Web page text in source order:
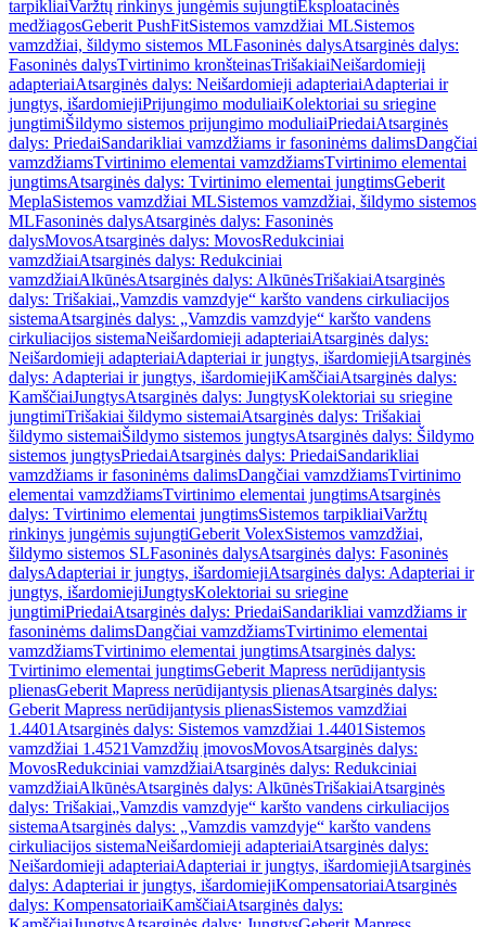
tarpikliaiVaržtų rinkinys jungėmis sujungtiEksploatacinės
medžiagosGeberit PushFitSistemos vamzdžiai MLSistemos
vamzdžiai, šildymo sistemos MLFasoninės dalysAtsarginės dalys:
Fasoninės dalysTvirtinimo kronšteinasTrišakiaiNeišardomieji
adapteriaiAtsarginės dalys: Neišardomieji adapteriaiAdapteriai ir
jungtys, išardomiejiPrijungimo moduliaiKolektoriai su sriegine
jungtimiŠildymo sistemos prijungimo moduliaiPriedaiAtsarginės
dalys: PriedaiSandarikliai vamzdžiams ir fasoninėms dalimsDangčiai
vamzdžiamsTvirtinimo elementai vamzdžiamsTvirtinimo elementai
jungtimsAtsarginės dalys: Tvirtinimo elementai jungtimsGeberit
MeplaSistemos vamzdžiai MLSistemos vamzdžiai, šildymo sistemos
MLFasoninės dalysAtsarginės dalys: Fasoninės
dalysMovosAtsarginės dalys: MovosRedukciniai
vamzdžiaiAtsarginės dalys: Redukciniai
vamzdžiaiAlkūnėsAtsarginės dalys: AlkūnėsTrišakiaiAtsarginės
dalys: Trišakiai„Vamzdis vamzdyje“ karšto vandens cirkuliacijos
sistemaAtsarginės dalys: „Vamzdis vamzdyje“ karšto vandens
cirkuliacijos sistemaNeišardomieji adapteriaiAtsarginės dalys:
Neišardomieji adapteriaiAdapteriai ir jungtys, išardomiejiAtsarginės
dalys: Adapteriai ir jungtys, išardomiejiKamščiaiAtsarginės dalys:
KamščiaiJungtysAtsarginės dalys: JungtysKolektoriai su sriegine
jungtimiTrišakiai šildymo sistemaiAtsarginės dalys: Trišakiai
šildymo sistemaiŠildymo sistemos jungtysAtsarginės dalys: Šildymo
sistemos jungtysPriedaiAtsarginės dalys: PriedaiSandarikliai
vamzdžiams ir fasoninėms dalimsDangčiai vamzdžiamsTvirtinimo
elementai vamzdžiamsTvirtinimo elementai jungtimsAtsarginės
dalys: Tvirtinimo elementai jungtimsSistemos tarpikliaiVaržtų
rinkinys jungėmis sujungtiGeberit VolexSistemos vamzdžiai,
šildymo sistemos SLFasoninės dalysAtsarginės dalys: Fasoninės
dalysAdapteriai ir jungtys, išardomiejiAtsarginės dalys: Adapteriai ir
jungtys, išardomiejiJungtysKolektoriai su sriegine
jungtimiPriedaiAtsarginės dalys: PriedaiSandarikliai vamzdžiams ir
fasoninėms dalimsDangčiai vamzdžiamsTvirtinimo elementai
vamzdžiamsTvirtinimo elementai jungtimsAtsarginės dalys:
Tvirtinimo elementai jungtimsGeberit Mapress nerūdijantysis
plienasGeberit Mapress nerūdijantysis plienasAtsarginės dalys:
Geberit Mapress nerūdijantysis plienasSistemos vamzdžiai
1.4401 Atsarginės dalys: Sistemos vamzdžiai 1.4401 Sistemos
vamzdžiai 1.4521Vamzdžių įmovosMovosAtsarginės dalys:
MovosRedukciniai vamzdžiaiAtsarginės dalys: Redukciniai
vamzdžiaiAlkūnėsAtsarginės dalys: AlkūnėsTrišakiaiAtsarginės
dalys: Trišakiai„Vamzdis vamzdyje“ karšto vandens cirkuliacijos
sistemaAtsarginės dalys: „Vamzdis vamzdyje“ karšto vandens
cirkuliacijos sistemaNeišardomieji adapteriaiAtsarginės dalys:
Neišardomieji adapteriaiAdapteriai ir jungtys, išardomiejiAtsarginės
dalys: Adapteriai ir jungtys, išardomiejiKompensatoriaiAtsarginės
dalys: KompensatoriaiKamščiaiAtsarginės dalys: